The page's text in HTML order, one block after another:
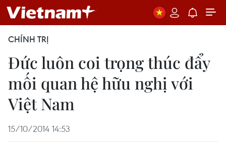
CHÍNH TRỊ
Đức luôn coi trọng thúc đẩy
mối quan hệ hữu nghị với
Việt Nam
15/10/2014 14:53